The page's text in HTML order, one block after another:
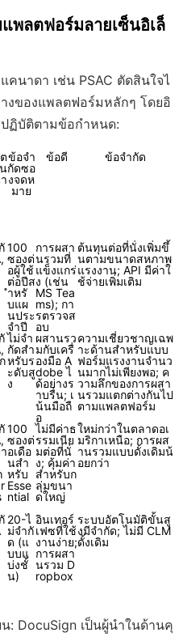
แพลตฟอร์มลายเซ็นอิเล็
คนาดา เช่น PSAC ตัดสินใจไ
งของแพลตฟอร์มหลักๆ โดยอิ
ฏิบัติตามข้อกำหนด:
ข้อจำ
กัดซอ
งจดห
มาย
ข้อดี ข้อจำกัด
100
ซองต่
อผู้ใช้
ต่อปีส
ำหรั
บแผ
นประ
จำปี
การผสา
นรวมที่
แข็งแกร่
ง (เช่น
MS Tea
ms); กา
รตรวจส
อบ
ต้นทุนต่อที่นั่งเพิ่มขึ้
นตามขนาดสหภาพ
แรงงาน; API มีค่าใ
ช้จ่ายเพิ่มเติม
ไม่จำ
กัดสำ
หรับร
ะดับสู
ง
ผสานรว
มกับเครื่
องมือ A
dobe ไ
ด้อย่างร
าบรื่น; เ
น้นมือถื
อ
ความเชี่ยวชาญเฉพ
าะด้านสำหรับแบบ
ฟอร์มแรงงานจำนว
นมากไม่เพียงพอ; ค
วามลึกของการผสา
นรวมแตกต่างกันไป
ตามแพลตฟอร์ม
100
ซองต่
อเดือ
นสำ
หรับ
Esse
ntial
ไม่มีค่าธ
รรมเนีย
มต่อที่นั่
ง; คุ้มค่า
สำหรับก
ลุ่มขนา
ดใหญ่
ใหม่กว่าในตลาดอเ
มริกาเหนือ; การผส
านรวมแบบดั้งเดิมน้
อยกว่า
20-ไ
ม่จำกั
ด (แ
บบแ
บ่งชั้
น)
อินเทอร์
เฟซที่ใช้
งานง่าย;
การผสา
นรวม D
ropbox
ระบบอัตโนมัติขั้นสู
งมีจำกัด; ไม่มี CLM
ดั้งเดิม
: DocuSign เป็นผู้นำในด้านคุ